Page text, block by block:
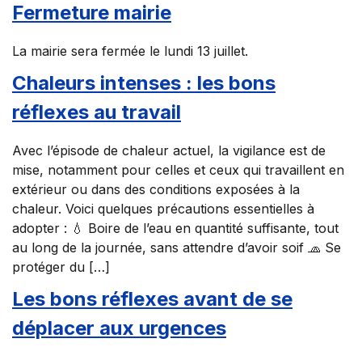
Fermeture mairie
La mairie sera fermée le lundi 13 juillet.
Chaleurs intenses : les bons
réflexes au travail
Avec l’épisode de chaleur actuel, la vigilance est de
mise, notamment pour celles et ceux qui travaillent en
extérieur ou dans des conditions exposées à la
chaleur. Voici quelques précautions essentielles à
adopter : 💧 Boire de l’eau en quantité suffisante, tout
au long de la journée, sans attendre d’avoir soif 🧢 Se
protéger du […]
Les bons réflexes avant de se
déplacer aux urgences